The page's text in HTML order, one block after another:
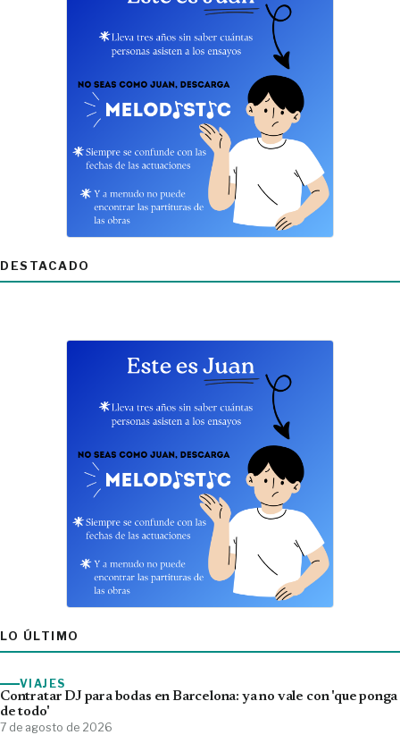
DESTACADO
LO ÚLTIMO
VIAJES
Contratar DJ para bodas en Barcelona: ya no vale con 'que ponga
de todo'
7 de agosto de 2026